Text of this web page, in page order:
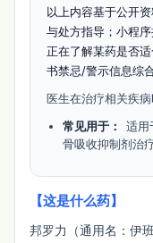
以上内容基于公开
与处方指导；小程
正在了解某药是否
书禁忌/警示信息综合
医生在治疗相关疾
常见用于：
适用
骨吸收抑制剂治
【这是什么药】
邦罗力（通用名：伊